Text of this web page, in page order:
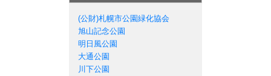
(公財)札幌市公園緑化協会
旭山記念公園
明日風公園
大通公園
川下公園